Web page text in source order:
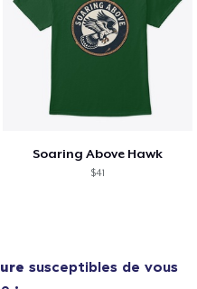
Soaring Above Hawk
$41
susceptibles de vous